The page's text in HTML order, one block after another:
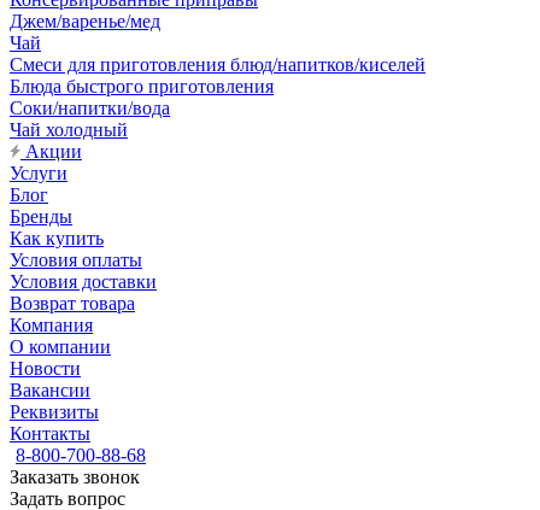
Джем/варенье/мед
Чай
Смеси для приготовления блюд/напитков/киселей
Блюда быстрого приготовления
Соки/напитки/вода
Чай холодный
Акции
Услуги
Блог
Бренды
Как купить
Условия оплаты
Условия доставки
Возврат товара
Компания
О компании
Новости
Вакансии
Реквизиты
Контакты
8-800-700-88-68
Заказать звонок
Задать вопрос